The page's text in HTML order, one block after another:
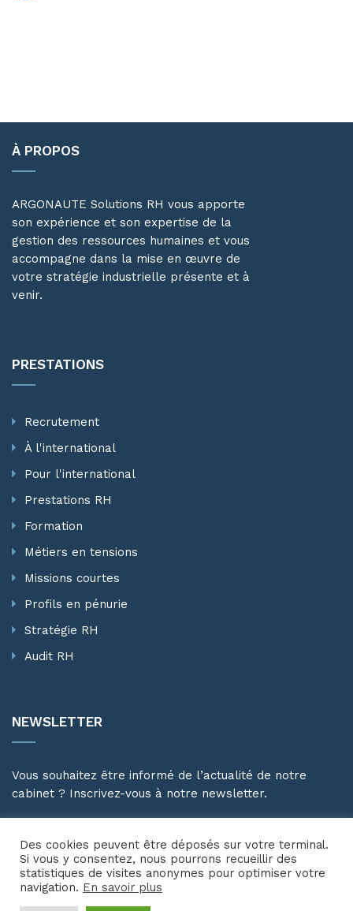
À PROPOS
ARGONAUTE Solutions RH vous apporte
son expérience et son expertise de la
gestion des ressources humaines et vous
accompagne dans la mise en œuvre de
votre stratégie industrielle présente et à
venir.
PRESTATIONS
Recrutement
À l'international
Pour l'international
Prestations RH
Formation
Métiers en tensions
Missions courtes
Profils en pénurie
Stratégie RH
Audit RH
NEWSLETTER
Vous souhaitez être informé de l’actualité de notre
cabinet ? Inscrivez-vous à notre newsletter.
Copyright © 2023 ARGONAUTE SOLUTIONS RH. Tous droits
Des cookies peuvent être déposés sur votre terminal.
Si vous y consentez, nous pourrons recueillir des
statistiques de visites anonymes pour optimiser votre
navigation. En savoir plus